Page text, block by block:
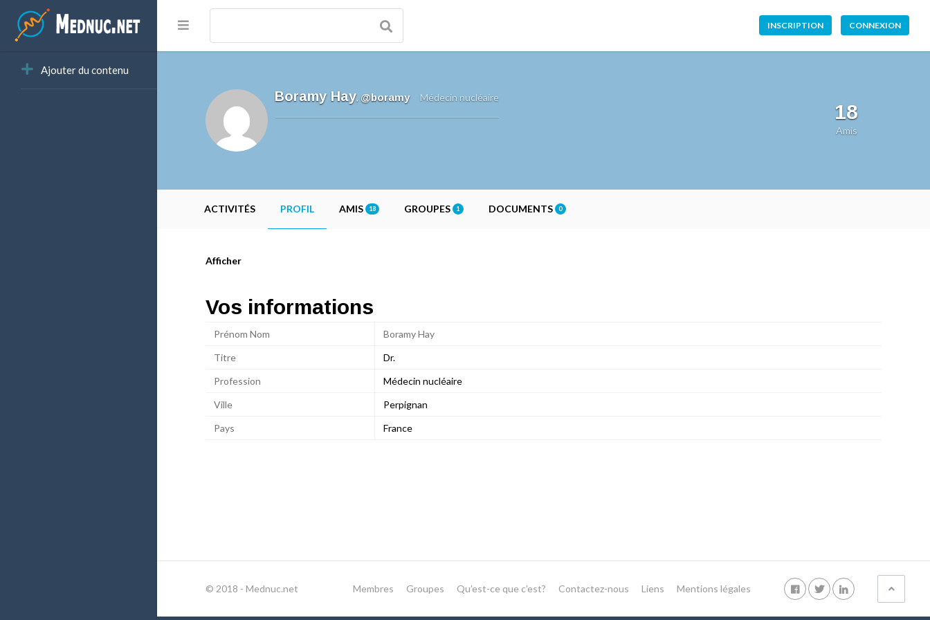
INSCRIPTION CONNEXION
Ajouter du contenu
Boramy Hay, @boramy Médecin nucléaire
18
Amis
ACTIVITÉS PROFIL AMIS 18 GROUPES 1 DOCUMENTS 0
Afficher
Vos informations
Prénom Nom
Boramy Hay
Titre
Dr.
Profession
Médecin nucléaire
Ville
Perpignan
Pays
France
© 2018 - Mednuc.net Membres Groupes Qu’est-ce que c’est? Contactez-nous Liens Mentions légales